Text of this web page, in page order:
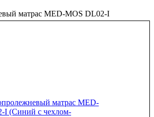
матрас MED-MOS DL02-I